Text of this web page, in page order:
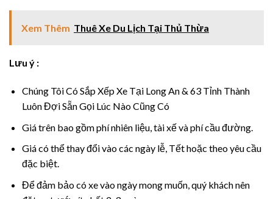
Xem Thêm Thuê Xe Du Lịch Tại Thủ Thừa
Lưu ý :
Chúng Tôi Có Sắp Xếp Xe Tại Long An & 63 Tỉnh Thành
Luôn Đợi Sẵn Gọi Lúc Nào Cũng Có
Giá trên bao gồm phí nhiên liệu, tài xế và phí cầu đường.
Giá có thể thay đổi vào các ngày lễ, Tết hoặc theo yêu cầu
đặc biệt.
Để đảm bảo có xe vào ngày mong muốn, quý khách nên